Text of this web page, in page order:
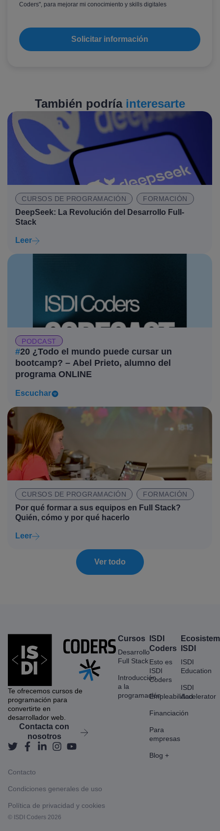
Coders", para mejorar mi conocimiento y skills digitales
También podría interesarte
CURSOS DE PROGRAMACIÓN FORMACIÓN
DeepSeek: La Revolución del Desarrollo Full-
Stack
Leer
PODCAST
#20 ¿Todo el mundo puede cursar un
bootcamp? – Abel Prieto, alumno del
programa ONLINE
Escuchar
CURSOS DE PROGRAMACIÓN FORMACIÓN
Por qué formar a sus equipos en Full Stack?
Quién, cómo y por qué hacerlo
Leer
Ver todo
Te ofrecemos cursos de
programación para
convertirte en
desarrollador web.
Contacta con
nosotros
Cursos
Desarrollo
Full Stack
Introducción
a la
programación
ISDI
Coders
Esto es
ISDI
Coders
Empleabilidad
Financiación
Para
empresas
Blog +
ISDI
ISDI
Education
ISDI
Accelerator
© ISDI Coders 2026
Contacto
Condiciones generales de uso
Política de privacidad y cookies